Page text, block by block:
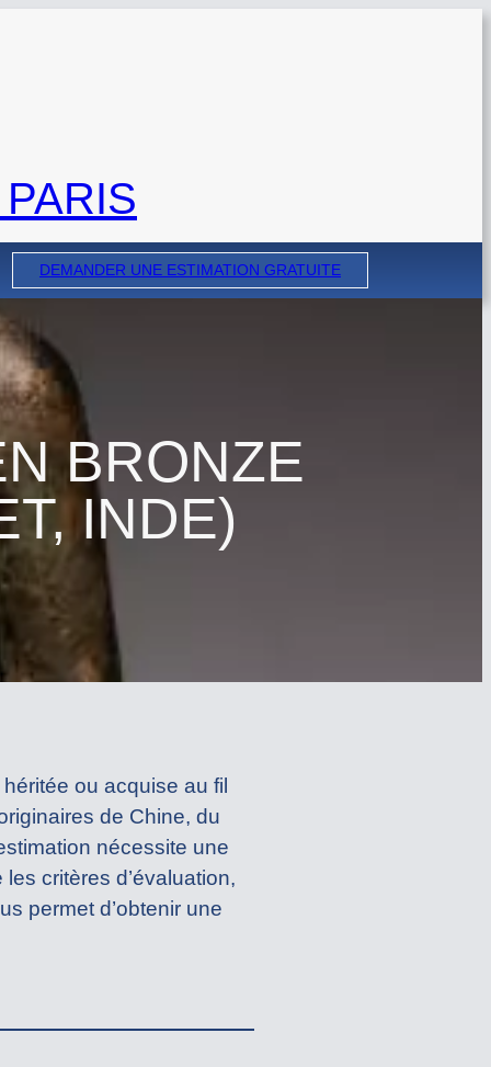
DEMANDER UNE ESTIMATION GRATUITE
BRONZE
INDE)
ou acquise au fil
de Chine, du
nécessite une
critères d’évaluation,
permet d’obtenir une